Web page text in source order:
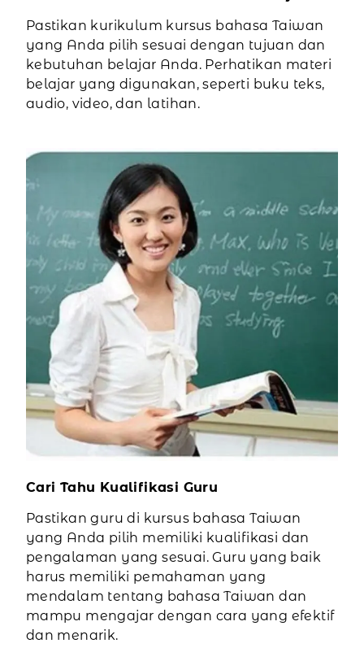
Pastikan kurikulum kursus bahasa Taiwan
yang Anda pilih sesuai dengan tujuan dan
kebutuhan belajar Anda. Perhatikan materi
belajar yang digunakan, seperti buku teks,
audio, video, dan latihan.
Cari Tahu Kualifikasi Guru
Pastikan guru di kursus bahasa Taiwan
yang Anda pilih memiliki kualifikasi dan
pengalaman yang sesuai. Guru yang baik
harus memiliki pemahaman yang
mendalam tentang bahasa Taiwan dan
mampu mengajar dengan cara yang efektif
dan menarik.